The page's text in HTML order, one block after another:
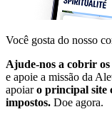
Você gosta do nosso
Ajude-nos a cobrir
e apoie a missão da
apoiaro principal site
impostos. Doe agora.